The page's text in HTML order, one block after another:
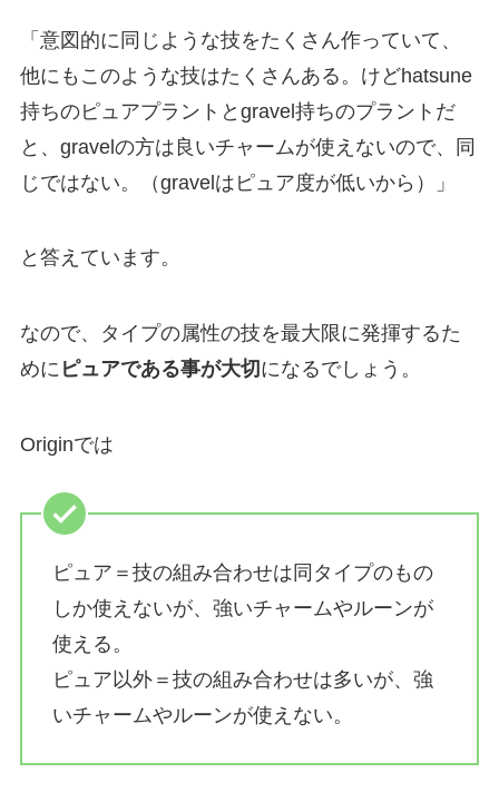
「意図的に同じような技をたくさん作っていて、
他にもこのような技はたくさんある。けどhatsune
持ちのピュアプラントとgravel持ちのプラントだ
と、gravelの方は良いチャームが使えないので、同
じではない。（gravelはピュア度が低いから）」
と答えています。
なので、タイプの属性の技を最大限に発揮するた
めに ピュアである事が大切 になるでしょう。
Originでは
ピュア＝技の組み合わせは同タイプのもの
しか使えないが、強いチャームやルーンが
使える。
ピュア以外＝技の組み合わせは多いが、強
いチャームやルーンが使えない。